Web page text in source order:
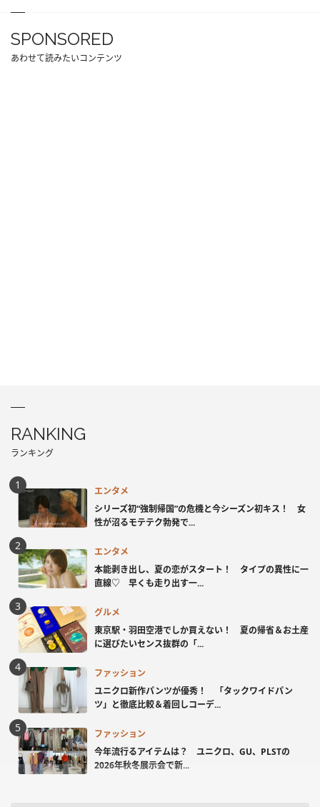
SPONSORED
あわせて読みたいコンテンツ
RANKING
ランキング
エンタメ
シリーズ初“強制帰国”の危機と今シーズン初キス！ 女
性が沼るモテテク勃発で...
エンタメ
本能剥き出し、夏の恋がスタート！ タイプの異性に一
直線♡ 早くも走り出す一...
グルメ
東京駅・羽田空港でしか買えない！ 夏の帰省＆お土産
に選びたいセンス抜群の「...
ファッション
ユニクロ新作パンツが優秀！ 「タックワイドパン
ツ」と徹底比較＆着回しコーデ...
ファッション
今年流行るアイテムは？ ユニクロ、GU、PLSTの
2026年秋冬展示会で新...